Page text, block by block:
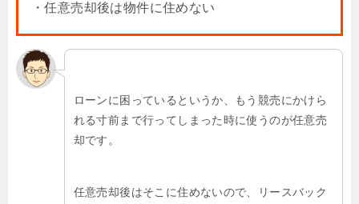
・任意売却後は物件に住めない
ローンに困っているというか、もう競売にかけら
れる寸前まで行ってしまった時に使うのが任意売
却です。
任意売却後はそこに住めないので、リースバック